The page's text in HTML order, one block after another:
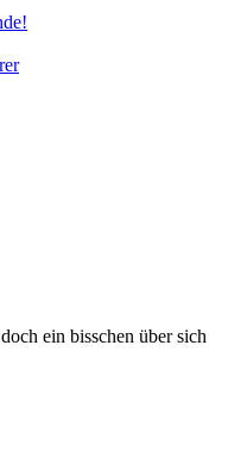
ein bisschen über sich